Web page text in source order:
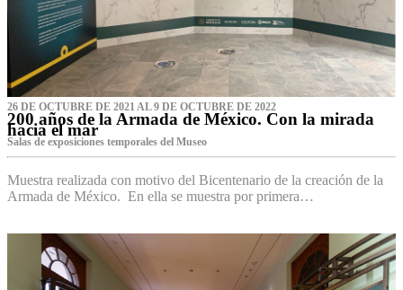
26 DE OCTUBRE DE 2021 AL 9 DE OCTUBRE DE 2022
200 años de la Armada de México. Con la mirada
hacia el mar
Salas de exposiciones temporales del Museo‌
Muestra realizada con motivo del Bicentenario de la creación de la
Armada de México. En ella se muestra por primera…